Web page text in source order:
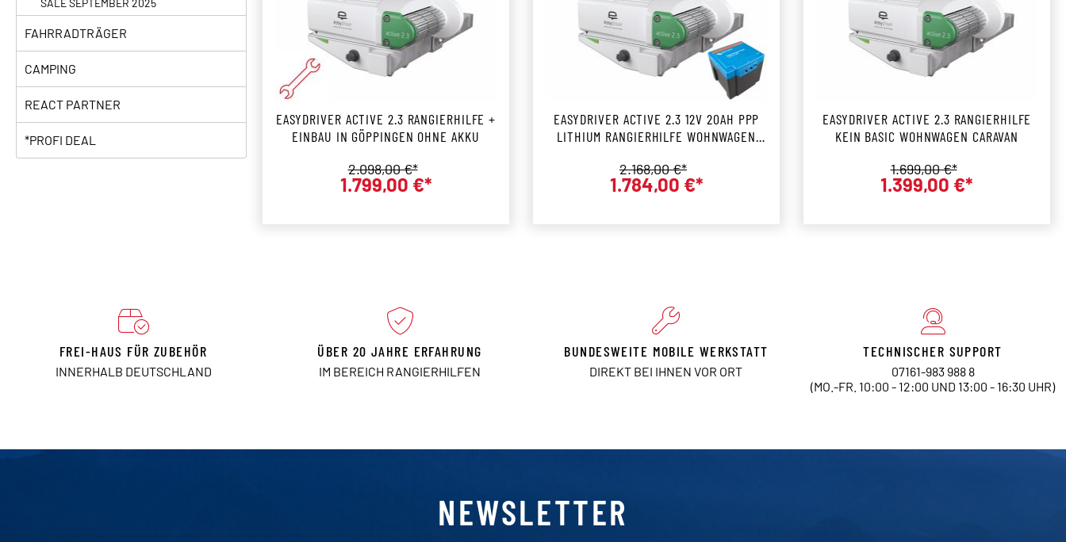
SALE SEPTEMBER 2025
FAHRRADTRÄGER
CAMPING
REACT PARTNER
*PROFI DEAL
EASYDRIVER ACTIVE 2.3 RANGIERHILFE +
EINBAU IN GÖPPINGEN OHNE AKKU
Verkaufspreis:
1.799,00 €*
Regulärer Preis:
2.098,00 €*
EASYDRIVER ACTIVE 2.3 12V 20AH PPP
LITHIUM RANGIERHILFE WOHNWAGEN
Verkaufspreis:
1.784,00 €*
Regulärer Preis:
2.168,00 €*
EASYDRIVER ACTIVE 2.3 RANGIERHILFE
KEIN BASIC WOHNWAGEN CARAVAN
Verkaufspreis:
1.399,00 €*
Regulärer Preis:
1.699,00 €*
FREI-HAUS FÜR ZUBEHÖR
INNERHALB DEUTSCHLAND
ÜBER 20 JAHRE ERFAHRUNG
IM BEREICH RANGIERHILFEN
BUNDESWEITE MOBILE WERKSTATT
DIREKT BEI IHNEN VOR ORT
TECHNISCHER SUPPORT
07161-983 988 8
(MO.-FR. 10:00 - 12:00 UND 13:00 - 16:30 UHR)
NEWSLETTER